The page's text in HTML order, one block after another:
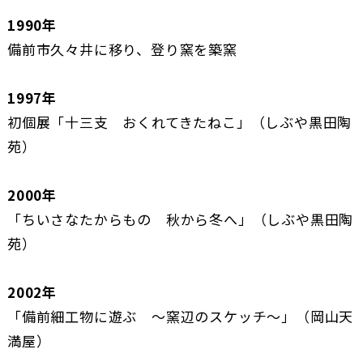
1990年
備前市久々井に移り、登り窯を築窯
1997年
初個展「十三支 おくれてきたねこ」（しぶや黒田陶
苑）
2000年
「ちいさなたからもの 秋から冬へ」（しぶや黒田陶
苑）
2002年
「備前細工物に遊ぶ ～窯辺のスケッチ～」（岡山天
満屋）